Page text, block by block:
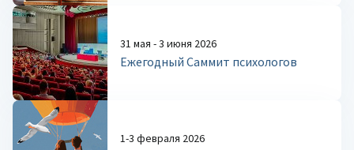
31 мая - 3 июня 2026
Ежегодный Саммит психологов
1-3 февраля 2026